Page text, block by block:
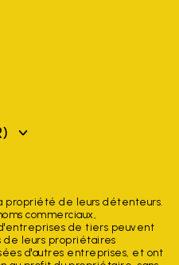
propriété de leurs détenteurs.
commerciaux,
de tiers peuvent
de leurs propriétaires
d'autres entreprises, et ont